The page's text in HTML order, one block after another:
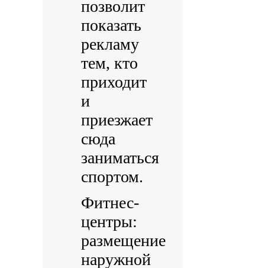
позволит
показать
рекламу
тем, кто
приходит
и
приезжает
сюда
заниматься
спортом.
Фитнес-
центры:
размещение
наружной